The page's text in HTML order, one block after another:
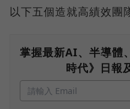
以下五個造就高績效團
掌握最新AI、半導體
時代》日報